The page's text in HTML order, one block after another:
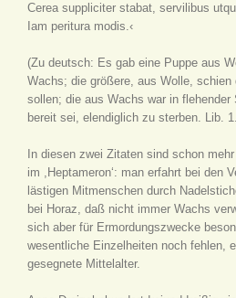
Cerea suppliciter stabat, servilibus
Iam peritura modis.‹
(Zu deutsch: Es gab eine Puppe aus
Wachs; die größere, aus Wolle,
sollen; die aus Wachs war in
bereit sei, elendiglich zu sterben. Lib.
In diesen zwei Zitaten sind schon
im ,Heptameron‘: man erfahrt bei den
lästigen Mitmenschen durch
bei Horaz, daß nicht immer Wachs
sich aber für Ermordungszwecke
wesentliche Einzelheiten noch fehlen,
gesegnete Mittelalter.